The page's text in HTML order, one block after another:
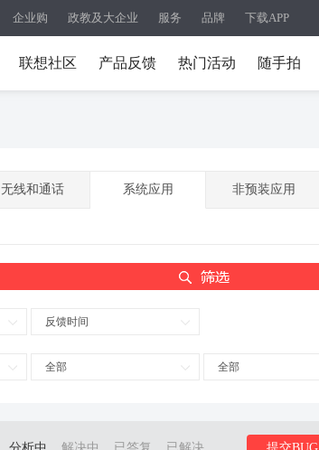
企业购 政教及大企业 服务 品牌 下载APP
联想社区 产品反馈 热门活动 随手拍
无线和通话 系统应用 非预装应用
反馈时间
全部 全部